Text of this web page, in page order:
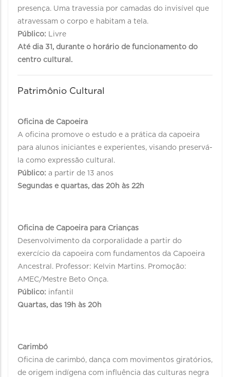
presença. Uma travessia por camadas do invisível que
atravessam o corpo e habitam a tela.
Público: Livre
Até dia 31, durante o horário de funcionamento do
centro cultural.
Patrimônio Cultural
Oficina de Capoeira
A oficina promove o estudo e a prática da capoeira
para alunos iniciantes e experientes, visando preservá-
la como expressão cultural.
Público: a partir de 13 anos
Segundas e quartas, das 20h às 22h
Oficina de Capoeira para Crianças
Desenvolvimento da corporalidade a partir do
exercício da capoeira com fundamentos da Capoeira
Ancestral. Professor: Kelvin Martins. Promoção:
AMEC/Mestre Beto Onça.
Público: infantil
Quartas, das 19h às 20h
Carimbó
Oficina de carimbó, dança com movimentos giratórios,
de origem indígena com influência das culturas negra